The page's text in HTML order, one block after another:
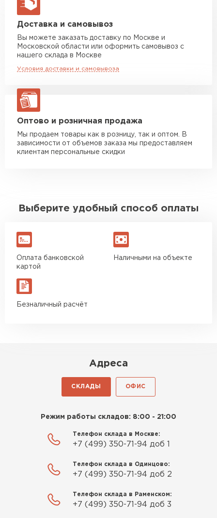
макс. длина груза 13,5 м
Манипулятор до 5 тн
Манипулятор до 10 тн
макс. длина груза 8 м
макс. длина груза 13,5 м
ЗАКАЗАТЬ С ДОСТАВКОЙ
Доставка и самовывоз
Вы можете заказать доставку по Москве и
Московской области или оформить самовывоз с
нашего склада в Москве
Условия доставки и самовывоза
Оптово и розничная продажа
Мы продаем товары как в розницу, так и оптом. В
зависимости от объемов заказа мы предоставляем
клиентам персональные скидки
Выберите удобный способ оплаты
Оплата банковской
картой
Наличными на объекте
Безналичный расчёт
Адреса
СКЛАДЫ ОФИС
Режим работы складов: 8:00 - 21:00
Телефон склада в Москве:
+7 (499) 350-71-94 доб 1
Телефон склада в Одинцово:
+7 (499) 350-71-94 доб 2
Телефон склада в Раменском:
+7 (499) 350-71-94 доб 3